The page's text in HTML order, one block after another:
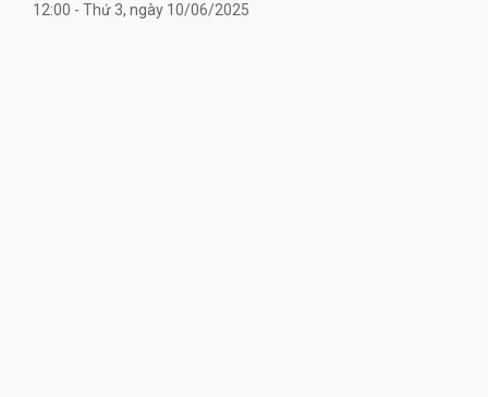
12:00 - Thứ 3, ngày 10/06/2025